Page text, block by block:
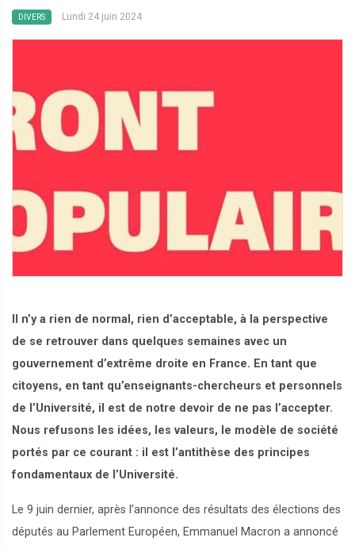
DIVERS Lundi 24 juin 2024
Il n’y a rien de normal, rien d’acceptable, à la perspective
de se retrouver dans quelques semaines avec un
gouvernement d’extrême droite en France. En tant que
citoyens, en tant qu’enseignants-chercheurs et personnels
de l’Université, il est de notre devoir de ne pas l’accepter.
Nous refusons les idées, les valeurs, le modèle de société
portés par ce courant : il est l’antithèse des principes
fondamentaux de l’Université.
Le 9 juin dernier, après l’annonce des résultats des élections des
députés au Parlement Européen, Emmanuel Macron a annoncé